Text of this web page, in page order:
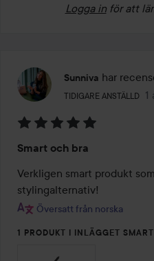
Logga in för att
Sunniva har
TIDIGARE ANSTÄLLD
Användarens roll: 1
5
av
5
Smart och bra
Verkligen smart produkt
stylingalternativ!
Översatt från norska
1 PRODUKT I INLÄGGET